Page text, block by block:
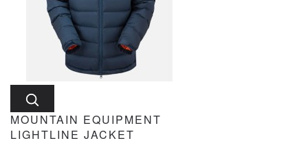
MOUNTAIN EQUIPMENT
LIGHTLINE JACKET